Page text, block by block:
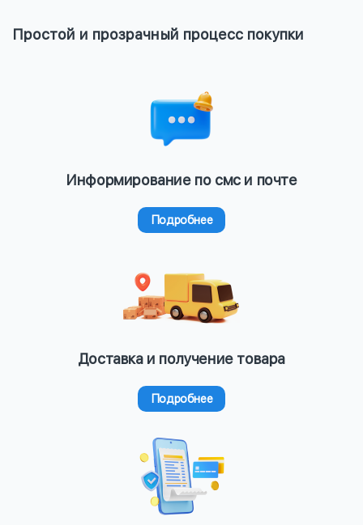
Простой и прозрачный процесс покупки
Информирование по смс и почте
Подробнее
Доставка и получение товара
Подробнее